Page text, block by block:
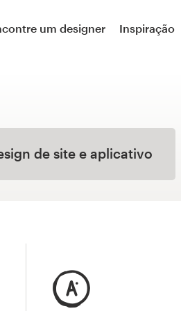
um designer Inspiração
de site e aplicativo